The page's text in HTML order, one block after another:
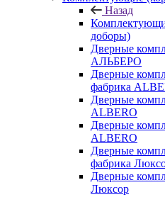
Назад
доборы)
Дверные
АЛЬБЕРО
Дверные
фабрика
Дверные
ALBERO
Дверные
ALBERO
Дверные
фабрика
Дверные
Люксор